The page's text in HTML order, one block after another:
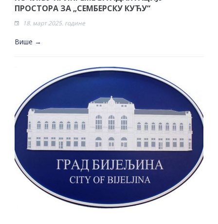
ПРОСТОРА ЗА „СЕМБЕРСКУ КУЋУ“
18. март 2025. године
Више →